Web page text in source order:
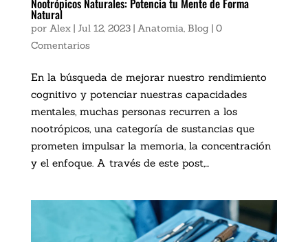
Natural
por Alex| Jul 12, 2023| Anatomia, Blog | 0
Comentarios
En la búsqueda de mejorar nuestro rendimiento
cognitivo y potenciar nuestras capacidades
mentales, muchas personas recurren a los
nootrópicos, una categoría de sustancias que
prometen impulsar la memoria, la concentración
y el enfoque. A través de este post,...